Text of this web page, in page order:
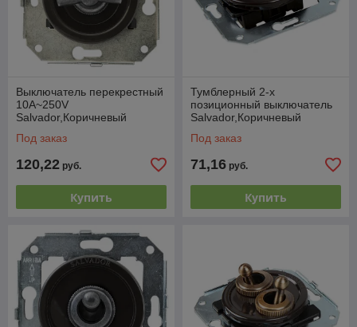
Выключатель перекрестный
10А~250V
Salvador,Коричневый
Под заказ
120,22 руб.
Купить
Тумблерный 2-х
позиционный выключатель
Salvador,Коричневый
Под заказ
71,16 руб.
Купить